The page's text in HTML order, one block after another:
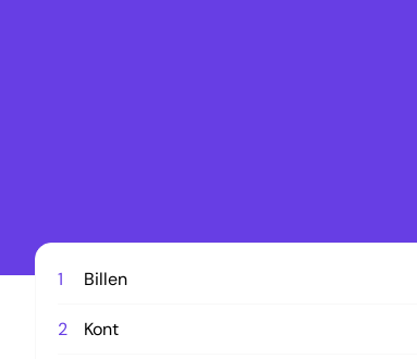
1 Billen
2 Kont